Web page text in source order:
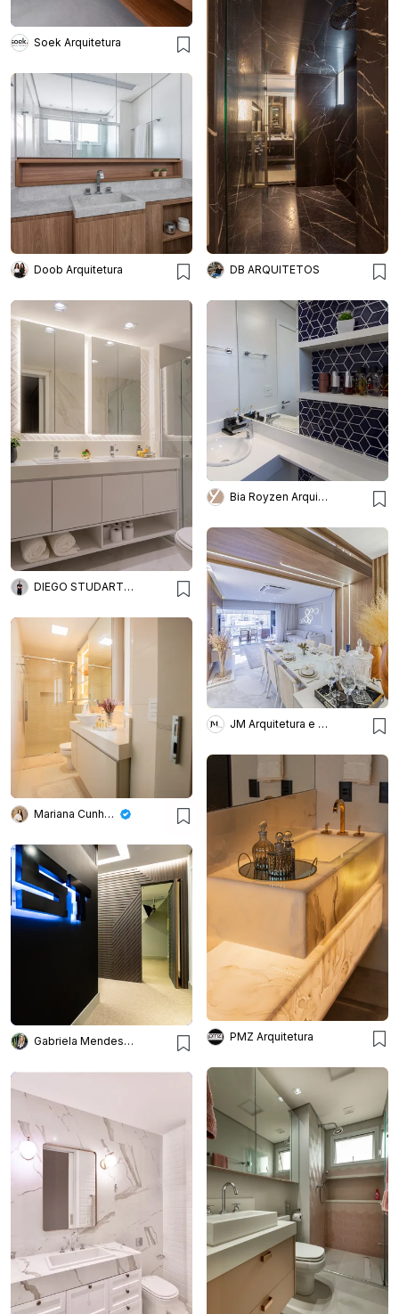
Soek Arquitetura
DB ARQUITETOS
Doob Arquitetura
DIEGO STUDART ARQUITETURA
Bia Royzen Arquitetura
JM Arquitetura e Interiores
Mariana Cunha Arquitetura
PMZ Arquitetura
Gabriela Mendes Arquitetura